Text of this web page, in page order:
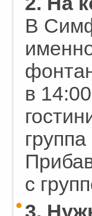
В
в
с
3.